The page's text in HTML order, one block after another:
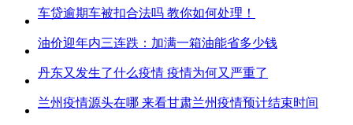
车贷逾期车被扣合法吗 教你如何处理！
油价迎年内三连跌：加满一箱油能省多少钱
丹东又发生了什么疫情 疫情为何又严重了
兰州疫情源头在哪 来看甘肃兰州疫情预计结束时间